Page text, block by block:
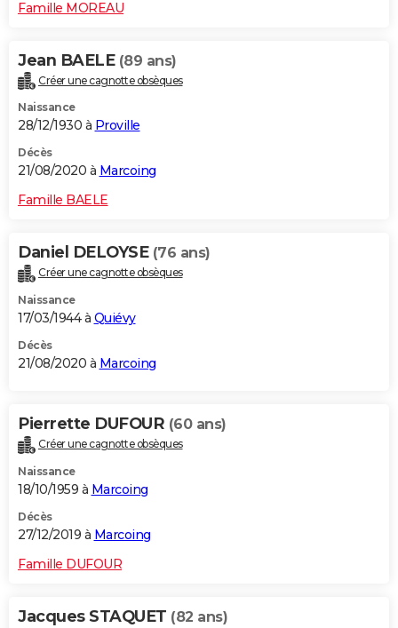
Famille MOREAU
Jean BAELE (89 ans)
Créer une cagnotte obsèques
Naissance
28/12/1930 à Proville
Décès
21/08/2020 à Marcoing
Famille BAELE
Daniel DELOYSE (76 ans)
Créer une cagnotte obsèques
Naissance
17/03/1944 à Quiévy
Décès
21/08/2020 à Marcoing
Pierrette DUFOUR (60 ans)
Créer une cagnotte obsèques
Naissance
18/10/1959 à Marcoing
Décès
27/12/2019 à Marcoing
Famille DUFOUR
Jacques STAQUET (82 ans)